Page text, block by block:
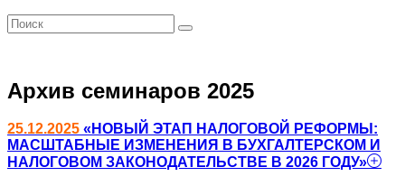
Архив семинаров 2025
25.12.2025 «НОВЫЙ ЭТАП НАЛОГОВОЙ РЕФОРМЫ:
МАСШТАБНЫЕ ИЗМЕНЕНИЯ В БУХГАЛТЕРСКОМ И
НАЛОГОВОМ ЗАКОНОДАТЕЛЬСТВЕ В 2026 ГОДУ»